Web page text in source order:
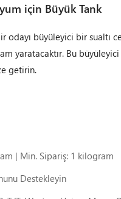
için Büyük Tank
odayı büyüleyici bir sualtı
yaratacaktır. Bu
getirin.
| Min. Sipariş: 1 kilogram
Destekleyin